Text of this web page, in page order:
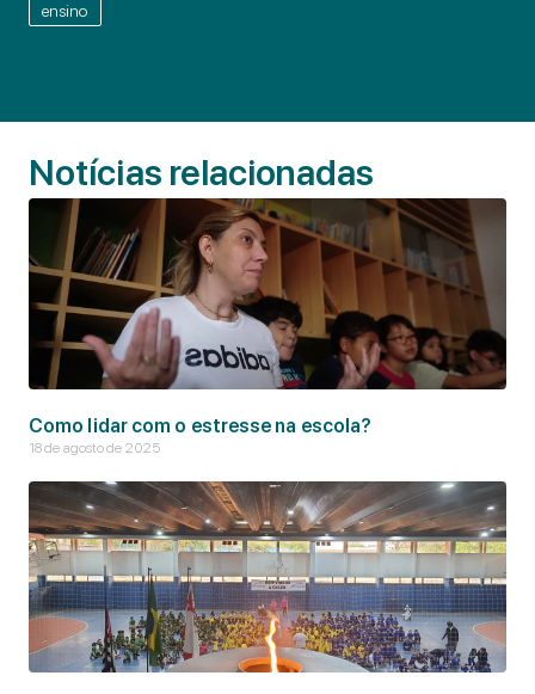
ensino
Notícias relacionadas
Como lidar com o estresse na escola?
18 de agosto de 2025